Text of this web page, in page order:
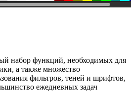
набор функций, необходимых для
а также множество
фильтров, теней и шрифтов,
ежедневных задач